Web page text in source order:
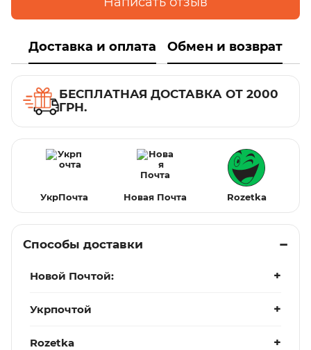
Доставка и оплата Обмен и возврат
БЕСПЛАТНАЯ ДОСТАВКА ОТ 2000
ГРН.
УкрПочта Новая Почта Rozetka
Способы доставки
Новой Почтой:
Укрпочтой
Rozetka